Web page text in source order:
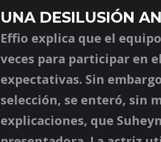
UNA DESILUSIÓN
Effio explica que el
veces para participar en
expectativas. Sin
selección, se enteró, sin
explicaciones, que